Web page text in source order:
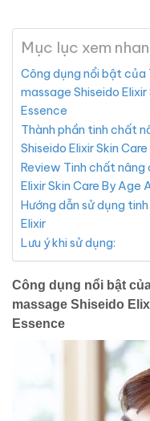
Mục lục xem
Công dụng nổi bật của
massage Shiseido
Essence
Thành phần tinh chất
Shiseido Elixir Skin
Review Tinh chất nâng
Elixir Skin Care By
Hướng dẫn sử dụng
Elixir
Lưu ý khi sử dụng:
Công dụng nổi bật
massage Shiseido
Essence